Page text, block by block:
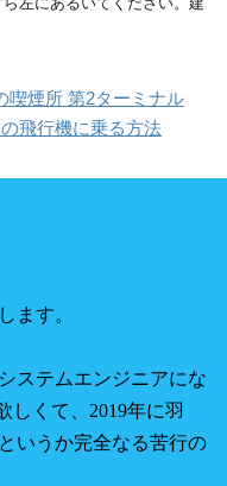
煙所 第2ターミナル
飛行機に乗る方法
ます。
ステムエンジニアにな
しくて、2019年に羽
いうか完全なる苦行の